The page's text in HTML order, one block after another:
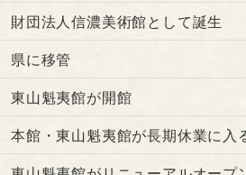
財団法人信濃美術館として誕生
県に移管
東山魁夷館が開館
本館・東山魁夷館が長期休業に入